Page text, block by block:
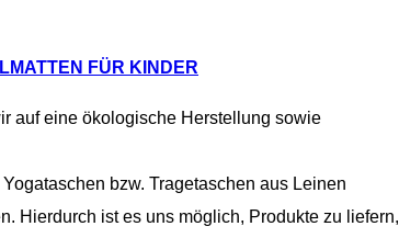
FÜR KINDER
auf eine ökologische Herstellung sowie
bzw. Tragetaschen aus Leinen
Hierdurch ist es uns möglich, Produkte zu liefern,